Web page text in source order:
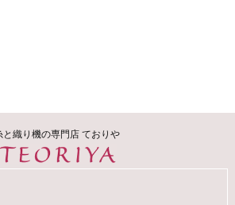
と織り機の専門店 ておりや